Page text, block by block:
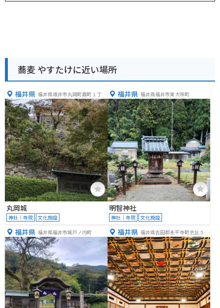
蕎麦 やすたけに近い場所
福井県 福井県坂井市丸岡町霞町１丁目
５９
丸岡城
神社｜寺院 文化施設
福井県 福井県福井市東大味町
明智神社
神社｜寺院 文化施設
福井県 福井県福井市城戸ノ内町 福井県 福井県吉田郡永平寺町志比５
−１５